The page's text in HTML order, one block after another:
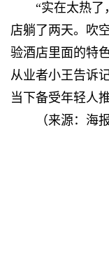
“实在太热了
店躺了两天。吹
验酒店里面的特
从业者小王告诉
当下备受年轻人
（来源： 海